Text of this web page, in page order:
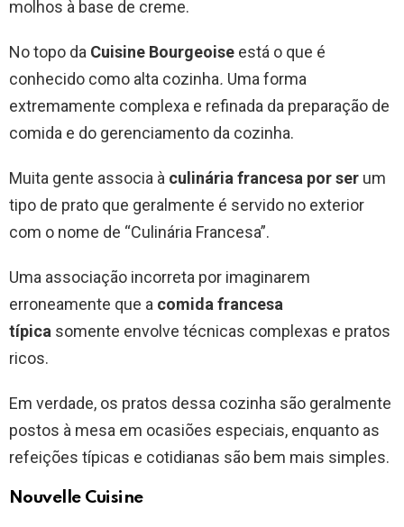
molhos à base de creme.
No topo da Cuisine Bourgeoise está o que é
conhecido como alta cozinha. Uma forma
extremamente complexa e refinada da preparação de
comida e do gerenciamento da cozinha.
Muita gente associa à culinária francesa por ser um
tipo de prato que geralmente é servido no exterior
com o nome de “Culinária Francesa”.
Uma associação incorreta por imaginarem
erroneamente que a comida francesa
típica somente envolve técnicas complexas e pratos
ricos.
Em verdade, os pratos dessa cozinha são geralmente
postos à mesa em ocasiões especiais, enquanto as
refeições típicas e cotidianas são bem mais simples.
Nouvelle Cuisine